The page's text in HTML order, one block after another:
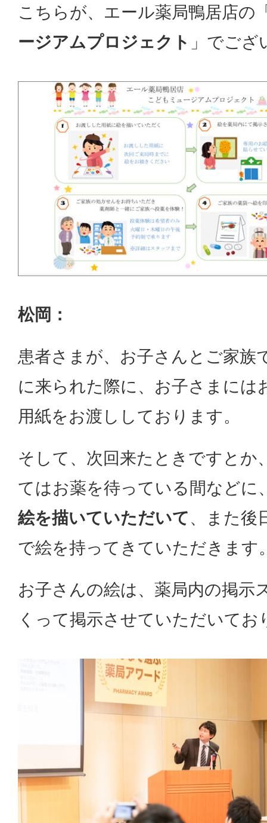
こちらが、エール薬局鴨居店の
ージアムプロジェクト 」でござ
松岡：
患者さまが、お子さんとご家族
に来られた際に、お子さまには
用紙をお渡ししております。
そして、次回来たときですとか
てはお薬を待っている間などに
絵を描いていただいて、また後
で絵を持ってきていただきます
お子さんの絵は、薬局内の掲示
くって掲示させていただいてお